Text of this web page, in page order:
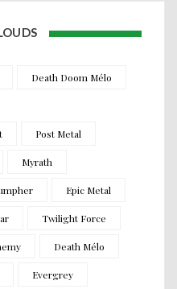
Death Doom Mélo
Post Metal
Myrath
Epic Metal
Twilight Force
Death Mélo
Evergrey